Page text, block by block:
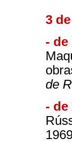
3
- de
de
- de